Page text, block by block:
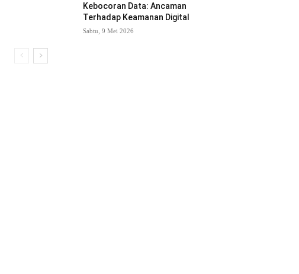
Kebocoran Data: Ancaman
Terhadap Keamanan Digital
Sabtu, 9 Mei 2026